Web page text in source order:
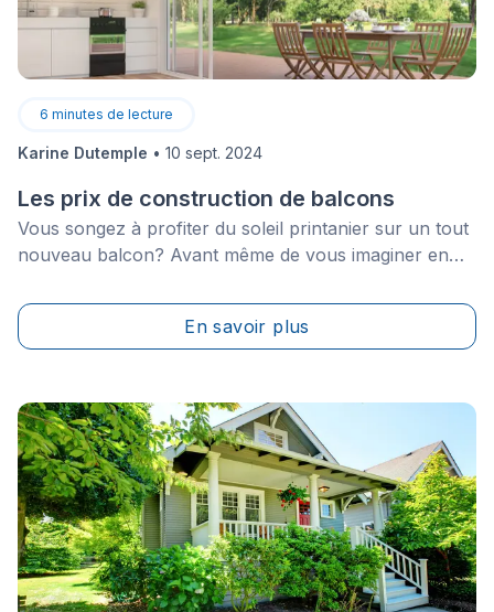
6 minutes de lecture
Karine Dutemple • 10 sept. 2024
Les prix de construction de balcons
Vous songez à profiter du soleil printanier sur un tout
nouveau balcon? Avant même de vous imaginer en
installé sur votre chaise longue, la question du budget
nécessaire à sa construction a certainement traversé
En savoir plus